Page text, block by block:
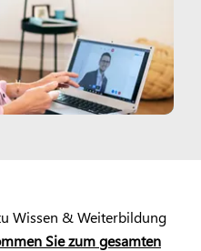
Wissen & Weiterbildung
Sie zum gesamten